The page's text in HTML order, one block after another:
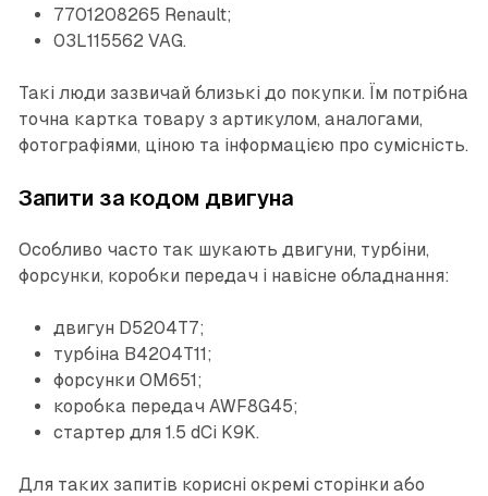
7701208265 Renault;
03L115562 VAG.
Такі люди зазвичай близькі до покупки. Їм потрібна
точна картка товару з артикулом, аналогами,
фотографіями, ціною та інформацією про сумісність.
Запити за кодом двигуна
Особливо часто так шукають двигуни, турбіни,
форсунки, коробки передач і навісне обладнання:
двигун D5204T7;
турбіна B4204T11;
форсунки OM651;
коробка передач AWF8G45;
стартер для 1.5 dCi K9K.
Для таких запитів корисні окремі сторінки або